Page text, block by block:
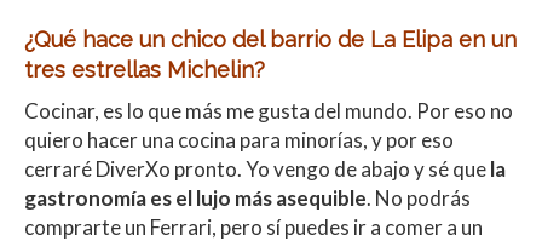
¿Qué hace un chico del barrio de La Elipa en un
tres estrellas Michelin?
Cocinar, es lo que más me gusta del mundo. Por eso no
quiero hacer una cocina para minorías, y por eso
cerraré DiverXo pronto. Yo vengo de abajo y sé quela
gastronomía es el lujo más asequible. No podrás
comprarte un Ferrari, pero sí puedes ir a comer a un